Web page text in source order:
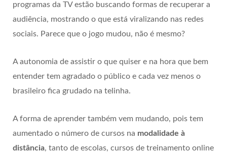
programas da TV estão buscando formas de recuperar a
audiência, mostrando o que está viralizando nas redes
sociais. Parece que o jogo mudou, não é mesmo?
A autonomia de assistir o que quiser e na hora que bem
entender tem agradado o público e cada vez menos o
brasileiro fica grudado na telinha.
A forma de aprender também vem mudando, pois tem
aumentado o número de cursos na modalidade à
distância, tanto de escolas, cursos de treinamento online